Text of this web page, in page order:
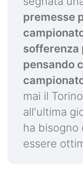
premesse
sofferenza
pensando
mai il
all'ultima
ha bisogno
essere